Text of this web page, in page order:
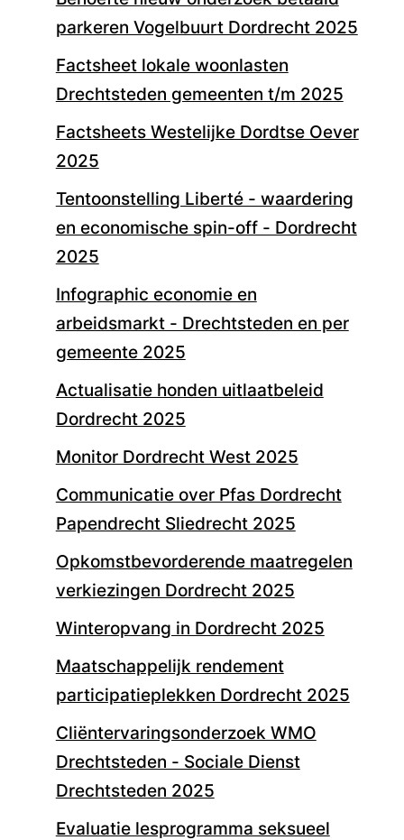
parkeren Vogelbuurt Dordrecht 2025
Factsheet lokale woonlasten
Drechtsteden gemeenten t/m 2025
Factsheets Westelijke Dordtse Oever
2025
Tentoonstelling Liberté - waardering
en economische spin-off - Dordrecht
2025
Infographic economie en
arbeidsmarkt - Drechtsteden en per
gemeente 2025
Actualisatie honden uitlaatbeleid
Dordrecht 2025
Monitor Dordrecht West 2025
Communicatie over Pfas Dordrecht
Papendrecht Sliedrecht 2025
Opkomstbevorderende maatregelen
verkiezingen Dordrecht 2025
Winteropvang in Dordrecht 2025
Maatschappelijk rendement
participatieplekken Dordrecht 2025
Cliëntervaringsonderzoek WMO
Drechtsteden - Sociale Dienst
Drechtsteden 2025
Evaluatie lesprogramma seksueel